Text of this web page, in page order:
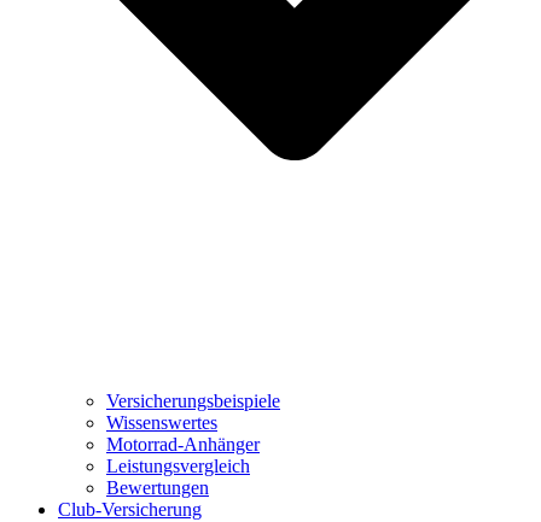
Versicherungsbeispiele
Wissenswertes
Motorrad-Anhänger
Leistungsvergleich
Bewertungen
Club-Versicherung